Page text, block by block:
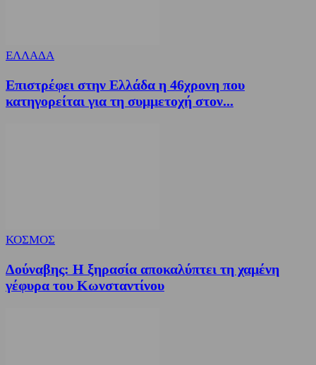
ΕΛΛΑΔΑ
Επιστρέφει στην Ελλάδα η 46χρονη που
κατηγορείται για τη συμμετοχή στον...
ΚΟΣΜΟΣ
Δούναβης: Η ξηρασία αποκαλύπτει τη χαμένη
γέφυρα του Κωνσταντίνου